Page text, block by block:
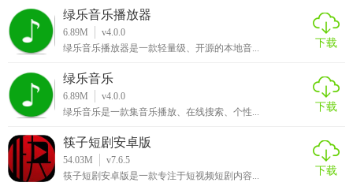
4. 管理资源：使用批量操作、标签管理等工具高效管理资
源。
5. 分享资源：在社区中分享自己的资源和心得，与其他用户
交流学习。
晚的资源库最新版点评
晚的资源库最新版是一款功能强大且易于使用的资源库管理
绿乐音乐播放器
6.89M
v4.0.0
绿乐音乐播放器是一款轻量级、开源的本地音...
下载
绿乐音乐
6.89M
v4.0.0
绿乐音乐是一款集音乐播放、在线搜索、个性...
下载
筷子短剧安卓版
54.03M
v7.6.5
筷子短剧安卓版是一款专注于短视频短剧内容...
下载